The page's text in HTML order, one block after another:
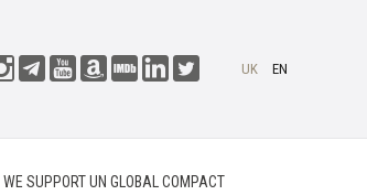
UK EN
WE SUPPORT UN GLOBAL COMPACT